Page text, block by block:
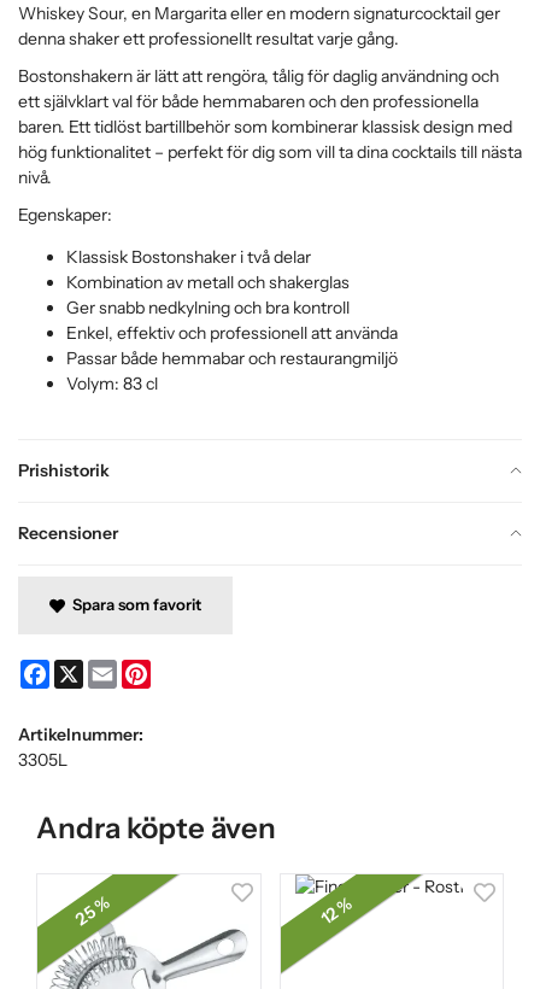
Prishistorik
Recensioner
Whiskey Sour, en Margarita eller en modern signaturcocktail ger
denna shaker ett professionellt resultat varje gång.
Bostonshakern är lätt att rengöra, tålig för daglig användning och
ett självklart val för både hemmabaren och den professionella
baren. Ett tidlöst bartillbehör som kombinerar klassisk design med
hög funktionalitet – perfekt för dig som vill ta dina cocktails till nästa
nivå.
Egenskaper:
Klassisk Bostonshaker i två delar
Kombination av metall och shakerglas
Ger snabb nedkylning och bra kontroll
Enkel, effektiv och professionell att använda
Passar både hemmabar och restaurangmiljö
Volym: 83 cl
Spara som favorit
Facebook
X Email
Artikelnummer:
3305L
Andra köpte även
25 % 12 %